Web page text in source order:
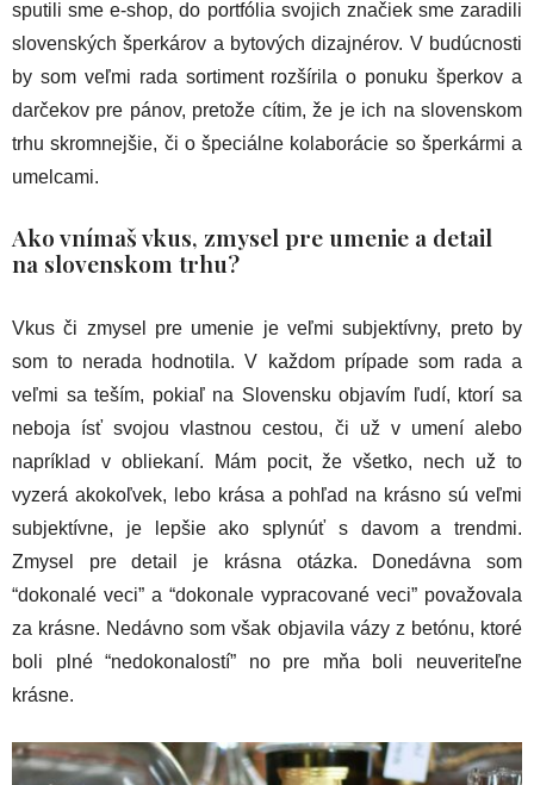
sputili sme e-shop, do portfólia svojich značiek sme zaradili
slovenských šperkárov a bytových dizajnérov. V budúcnosti
by som veľmi rada sortiment rozšírila o ponuku šperkov a
darčekov pre pánov, pretože cítim, že je ich na slovenskom
trhu skromnejšie, či o špeciálne kolaborácie so šperkármi a
umelcami.
Ako vnímaš vkus, zmysel pre umenie a detail
na slovenskom trhu?
Vkus či zmysel pre umenie je veľmi subjektívny, preto by
som to nerada hodnotila. V každom prípade som rada a
veľmi sa teším, pokiaľ na Slovensku objavím ľudí, ktorí sa
neboja ísť svojou vlastnou cestou, či už v umení alebo
napríklad v obliekaní. Mám pocit, že všetko, nech už to
vyzerá akokoľvek, lebo krása a pohľad na krásno sú veľmi
subjektívne, je lepšie ako splynúť s davom a trendmi.
Zmysel pre detail je krásna otázka. Donedávna som
“dokonalé veci” a “dokonale vypracované veci” považovala
za krásne. Nedávno som však objavila vázy z betónu, ktoré
boli plné “nedokonalostí” no pre mňa boli neuveriteľne
krásne.